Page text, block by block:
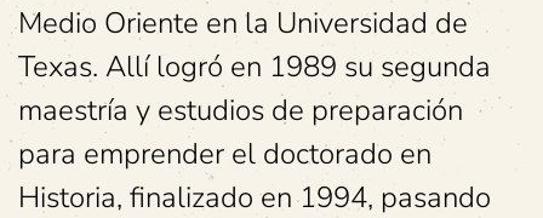
Medio Oriente en la Universidad de
Texas. Allí logró en 1989 su segunda
maestría y estudios de preparación
para emprender el doctorado en
Historia, finalizado en 1994, pasando